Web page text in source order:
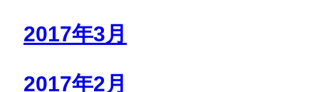
2017年3月
2017年2月